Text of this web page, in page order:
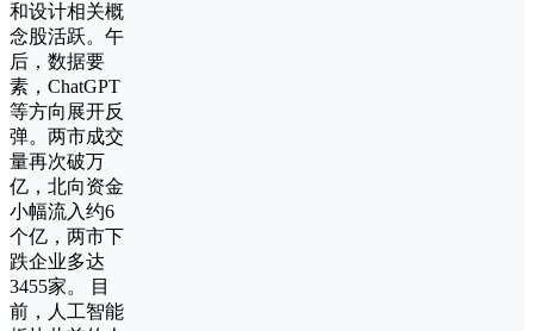
和设计相关概
念股活跃。午
后，数据要
素，ChatGPT
等方向展开反
弹。两市成交
量再次破万
亿，北向资金
小幅流入约6
个亿，两市下
跌企业多达
3455家。 目
前，人工智能